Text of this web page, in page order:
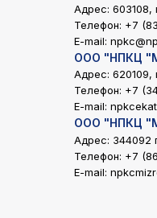
Адрес: 603108,
Телефон: +7
E-mail:
ООО "НПКЦ
Адрес: 620109,
Телефон: +7
E-mail:
ООО "НПКЦ
Адрес: 344092
Телефон: +7
E-mail: